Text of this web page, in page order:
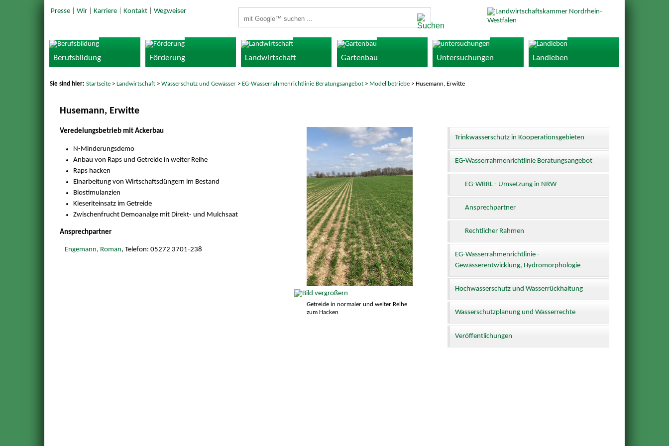
Presse| Wir| Karriere| Kontakt| Wegweiser
Berufsbildung Förderung Landwirtschaft Gartenbau Untersuchungen Landleben
Sie sind hier:Startseite >Landwirtschaft >Wasserschutz und Gewässer > EG-Wasserrahmenrichtlinie Beratungsangebot > Modellbetriebe > Husemann, Erwitte
Husemann, Erwitte
Getreide in normaler und weiter Reihe
zum Hacken
Veredelungsbetrieb mit Ackerbau
N-Minderungsdemo
Anbau von Raps und Getreide in weiter Reihe
Raps hacken
Einarbeitung von Wirtschaftsdüngern im Bestand
Biostimulanzien
Kieseriteinsatz im Getreide
Zwischenfrucht Demoanalge mit Direkt- und Mulchsaat
Ansprechpartner
Engemann, Roman, Telefon: 05272 3701-238
Trinkwasserschutz in Kooperationsgebieten
EG-Wasserrahmenrichtlinie Beratungsangebot
EG-WRRL - Umsetzung in NRW
Ansprechpartner
Rechtlicher Rahmen
EG-Wasserrahmenrichtlinie -
Gewässerentwicklung, Hydromorphologie
Hochwasserschutz und Wasserrückhaltung
Wasserschutzplanung und Wasserrechte
Veröffentlichungen